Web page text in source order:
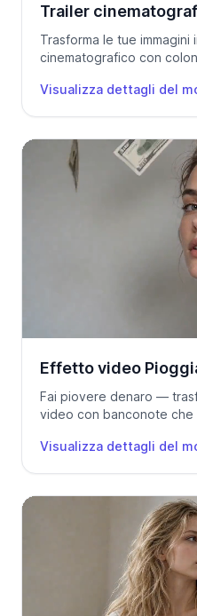
Trailer
Trasforma le tue
cinematografico con
Visualizza dettagli del
Effetto video
Fai piovere denaro —
video con banconote che
Visualizza dettagli del